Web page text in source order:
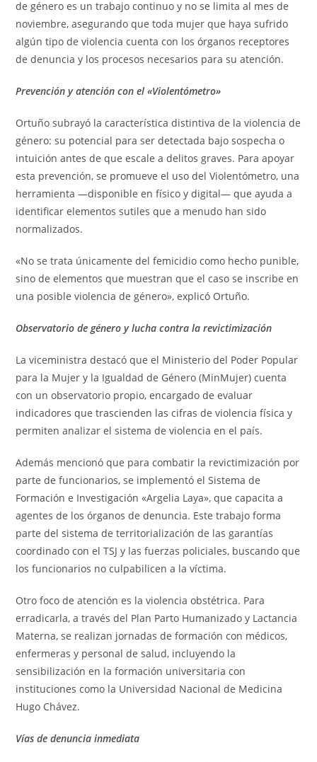
de género es un trabajo continuo y no se limita al mes de
noviembre, asegurando que toda mujer que haya sufrido
algún tipo de violencia cuenta con los órganos receptores
de denuncia y los procesos necesarios para su atención.
Prevención y atención con el «Violentómetro»
Ortuño subrayó la característica distintiva de la violencia de
género: su potencial para ser detectada bajo sospecha o
intuición antes de que escale a delitos graves. Para apoyar
esta prevención, se promueve el uso del Violentómetro, una
herramienta —disponible en físico y digital— que ayuda a
identificar elementos sutiles que a menudo han sido
normalizados.
«No se trata únicamente del femicidio como hecho punible,
sino de elementos que muestran que el caso se inscribe en
una posible violencia de género», explicó Ortuño.
Observatorio de género y lucha contra la revictimización
La viceministra destacó que el Ministerio del Poder Popular
para la Mujer y la Igualdad de Género (MinMujer) cuenta
con un observatorio propio, encargado de evaluar
indicadores que trascienden las cifras de violencia física y
permiten analizar el sistema de violencia en el país.
Además mencionó que para combatir la revictimización por
parte de funcionarios, se implementó el Sistema de
Formación e Investigación «Argelia Laya», que capacita a
agentes de los órganos de denuncia. Este trabajo forma
parte del sistema de territorialización de las garantías
coordinado con el TSJ y las fuerzas policiales, buscando que
los funcionarios no culpabilicen a la víctima.
Otro foco de atención es la violencia obstétrica. Para
erradicarla, a través del Plan Parto Humanizado y Lactancia
Materna, se realizan jornadas de formación con médicos,
enfermeras y personal de salud, incluyendo la
sensibilización en la formación universitaria con
instituciones como la Universidad Nacional de Medicina
Hugo Chávez.
Vías de denuncia inmediata